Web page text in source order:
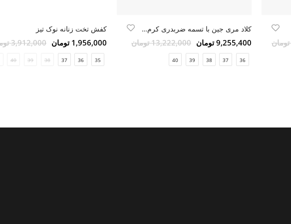
کلاد مری جین با تسمه ضربدری کرم ورنی طبیعی
9,255,400 تومان 13,222,000 تومان
36
37
38
39
40
کفش تخت زنانه نوک تیز
1,956,000 تومان 3,912,000 تومان
35
36
37
38
39
40